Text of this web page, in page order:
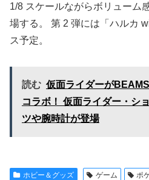
1/8 スケールながらボリューム
場する。 第 2 弾には「ハルカ
ス予定。
読む 仮面ライダーが
コラボ！ 仮面ライダー・シ
ツや腕時計が登場
ホビー＆グッズ ゲーム ポ